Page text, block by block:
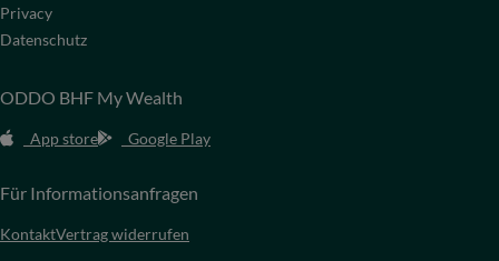
Privacy
Datenschutz
ODDO BHF My Wealth
App store Google Play
Für Informationsanfragen
KontaktVertrag widerrufen